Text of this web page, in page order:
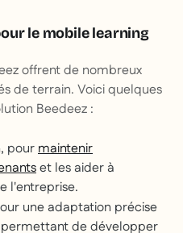
le mobile learning
offrent de nombreux
de terrain. Voici quelques
Beedeez :
, pourmaintenir
et les aider à
l'entreprise.
une adaptation précise
permettant de développer